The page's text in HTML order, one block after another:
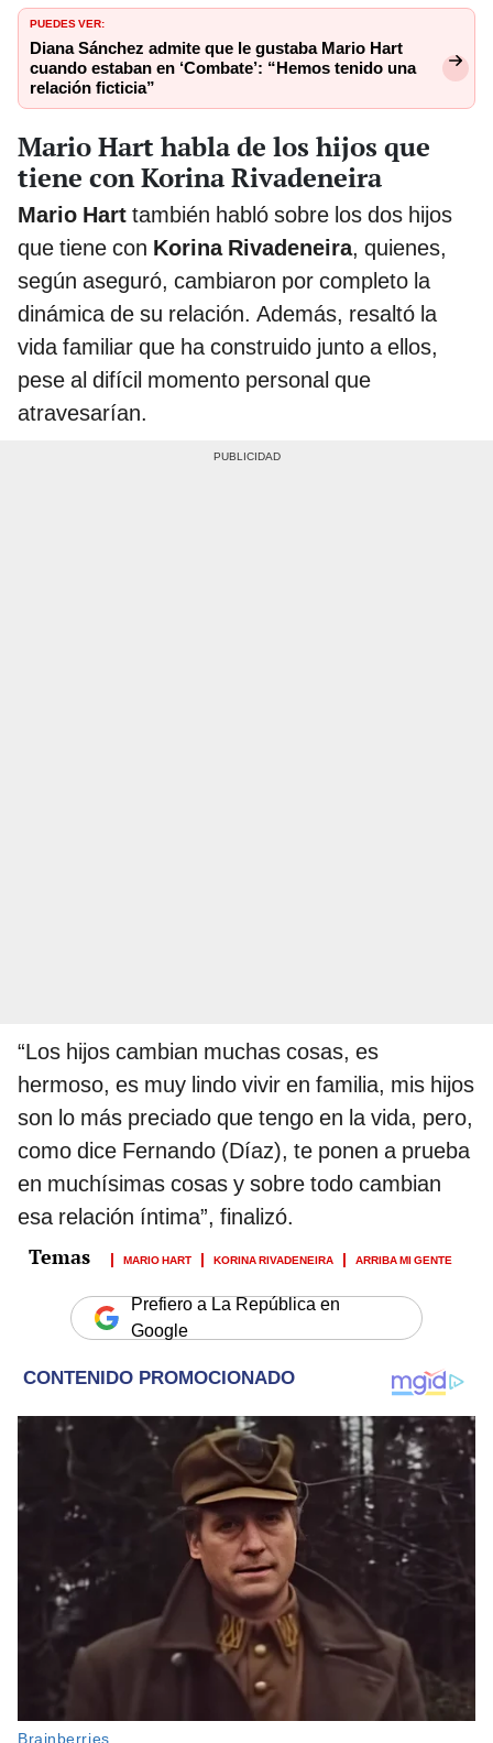
PUEDES VER:
Diana Sánchez admite que le gustaba Mario Hart
cuando estaban en ‘Combate’: “Hemos tenido una
relación ficticia”
Mario Hart habla de los hijos que
tiene con Korina Rivadeneira
Mario Hart también habló sobre los dos hijos
que tiene con Korina Rivadeneira, quienes,
según aseguró, cambiaron por completo la
dinámica de su relación. Además, resaltó la
vida familiar que ha construido junto a ellos,
pese al difícil momento personal que
atravesarían.
“Los hijos cambian muchas cosas, es
hermoso, es muy lindo vivir en familia, mis hijos
son lo más preciado que tengo en la vida, pero,
como dice Fernando (Díaz), te ponen a prueba
en muchísimas cosas y sobre todo cambian
esa relación íntima”, finalizó.
MARIO HART KORINA RIVADENEIRA ARRIBA MI GENTE
Prefiero a La República en
Google